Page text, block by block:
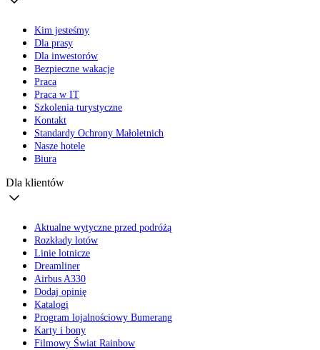
Kim jesteśmy
Dla prasy
Dla inwestorów
Bezpieczne wakacje
Praca
Praca w IT
Szkolenia turystyczne
Kontakt
Standardy Ochrony Małoletnich
Nasze hotele
Biura
Dla klientów
Aktualne wytyczne przed podróżą
Rozkłady lotów
Linie lotnicze
Dreamliner
Airbus A330
Dodaj opinię
Katalogi
Program lojalnościowy Bumerang
Karty i bony
Filmowy Świat Rainbow